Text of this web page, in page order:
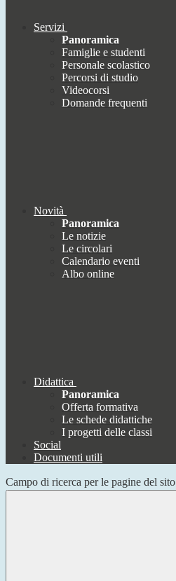
Servizi
Panoramica
Famiglie e studenti
Personale scolastico
Percorsi di studio
Videocorsi
Domande frequenti
Novità
Panoramica
Le notizie
Le circolari
Calendario eventi
Albo online
Didattica
Panoramica
Offerta formativa
Le schede didattiche
I progetti delle classi
Social
Documenti utili
Campo di ricerca per le pagine del sito